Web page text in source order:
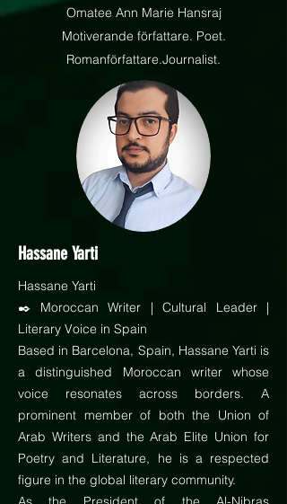
Omatee Ann Marie Hansraj
Motiverande författare. Poet.
Romanförfattare.Journalist.
Hassane Yarti
Hassane Yarti
✒️ Moroccan Writer | Cultural Leader |
Literary Voice in Spain
Based in Barcelona, Spain, Hassane Yarti is
a distinguished Moroccan writer whose
voice resonates across borders. A
prominent member of both the Union of
Arab Writers and the Arab Elite Union for
Poetry and Literature, he is a respected
figure in the global literary community.